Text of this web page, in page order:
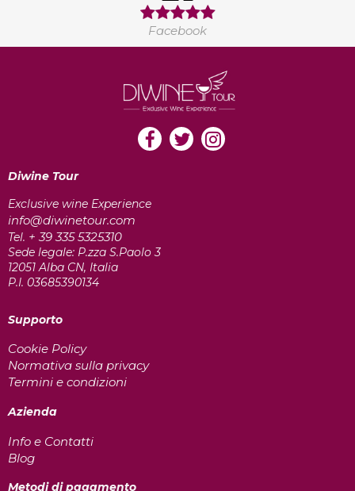
Facebook
Diwine Tour
Exclusive wine Experience
info@diwinetour.com
Tel. + 39 335 5325310
Sede legale: P.zza S.Paolo 3
12051 Alba CN, Italia
P.I. 03685390134
Supporto
Cookie Policy
Normativa sulla privacy
Termini e condizioni
Azienda
Info e Contatti
Blog
Metodi di pagamento